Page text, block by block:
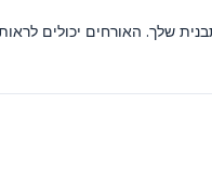
שלך. האורחים יכולים